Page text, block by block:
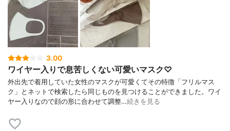
3.00
ワイヤー入りで息苦しくない可愛いマスク♡
外出先で着用していた女性のマスクが可愛くてその特徴「フリルマス
ク」とネットで検索したら同じものを見つけることができました。ワイ
ヤー入りなので顔の形に合わせて調整…続きを見る